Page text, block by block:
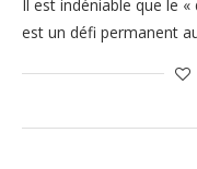
Il est indéniable que le
est un défi permanent